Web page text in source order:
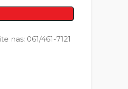
nas: 061/461-7121